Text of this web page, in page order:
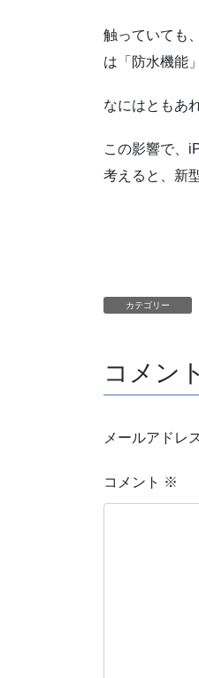
触っていても
は「防水機能
なにはともあ
この影響で、
考えると、新
カテゴリー
コメン
メールアドレ
コメント ※